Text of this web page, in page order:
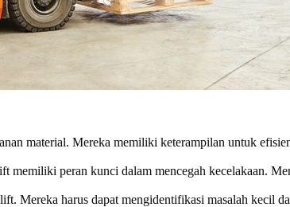
material. Mereka memiliki keterampilan untuk
peran kunci dalam mencegah kecelakaan.
Mereka harus dapat mengidentifikasi masalah kecil